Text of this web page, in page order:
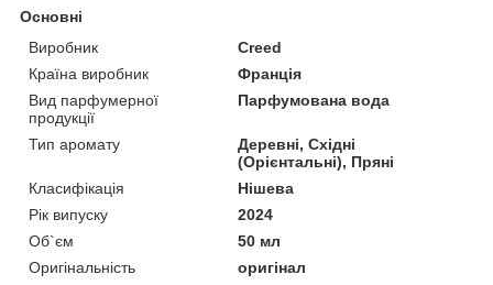
Основні
Виробник
Creed
Країна виробник
Франція
Вид парфумерної
продукції
Парфумована вода
Тип аромату
Деревні, Східні
(Орієнтальні), Пряні
Класифікація
Нішева
Рік випуску
2024
Об`єм
50 мл
Оригінальність
оригінал